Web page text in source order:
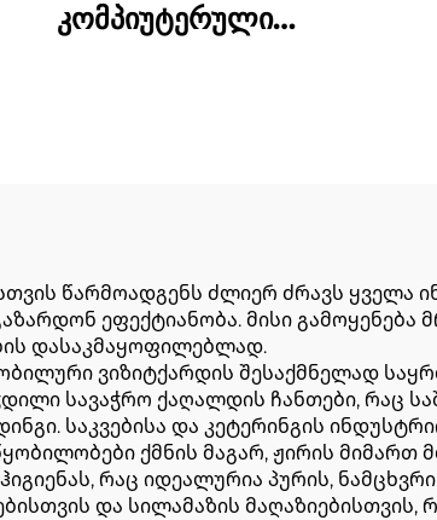
კომპიუტერული
წარმოადგენს ძლიერ ძრავს ყველა
ეფექტიანობა. მისი გამოყენება
დასაკმაყოფილებლად.
ვიზიტქარდის შესაქმნელად
სავაჭრო ქაღალდის ჩანთები, რაც
საკვებისა და კეტერინგის
ქმნის მაგარ, ჟირის
რაც იდეალურია პურის,
და სილამაზის მაღაზიებისთვის,